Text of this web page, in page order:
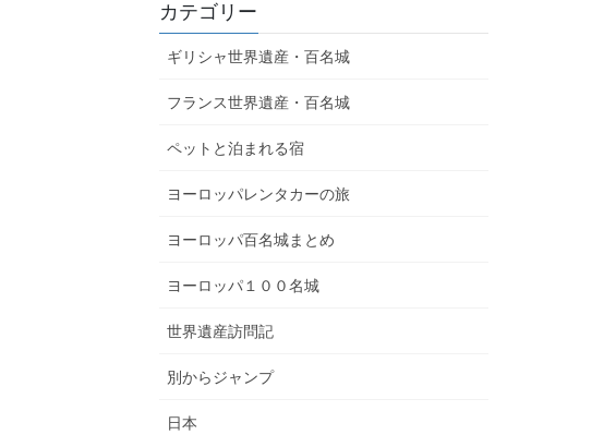
カテゴリー
ギリシャ世界遺産・百名城
フランス世界遺産・百名城
ペットと泊まれる宿
ヨーロッパレンタカーの旅
ヨーロッパ百名城まとめ
ヨーロッパ１００名城
世界遺産訪問記
別からジャンプ
日本